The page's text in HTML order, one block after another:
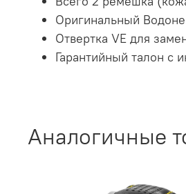
Оригинальный
Отвертка VE для
Гарантийный талон с
Аналогичные